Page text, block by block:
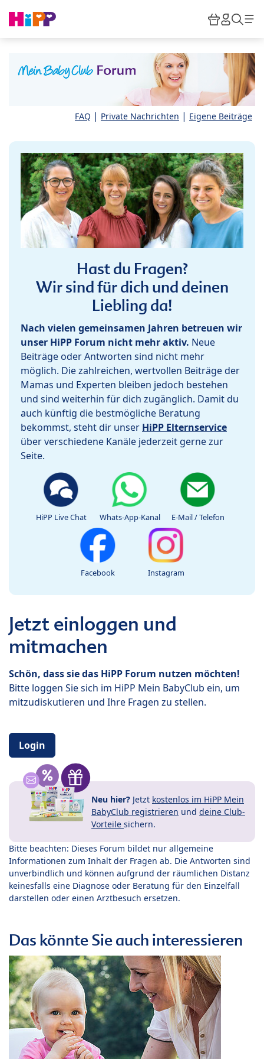
HiPP
FAQ | Private Nachrichten | Eigene Beiträge
Hast du Fragen?
Wir sind für dich und deinen
Liebling da!
Nach vielen gemeinsamen Jahren betreuen wir
unser HiPP Forum nicht mehr aktiv. Neue
Beiträge oder Antworten sind nicht mehr
möglich. Die zahlreichen, wertvollen Beiträge der
Mamas und Experten bleiben jedoch bestehen
und sind weiterhin für dich zugänglich. Damit du
auch künftig die bestmögliche Beratung
bekommst, steht dir unser HiPP Elternservice
über verschiedene Kanäle jederzeit gerne zur
Seite.
HiPP Live Chat Whats-App-Kanal E-Mail / Telefon
Facebook Instagram
Jetzt einloggen und
mitmachen
Schön, dass sie das HiPP Forum nutzen möchten!
Bitte loggen Sie sich im HiPP Mein BabyClub ein, um
mitzudiskutieren und Ihre Fragen zu stellen.
Login
Neu hier? Jetzt kostenlos im HiPP Mein
BabyClub registrieren und deine Club-
Vorteile sichern.
Bitte beachten: Dieses Forum bildet nur allgemeine
Informationen zum Inhalt der Fragen ab. Die Antworten sind
unverbindlich und können aufgrund der räumlichen Distanz
keinesfalls eine Diagnose oder Beratung für den Einzelfall
darstellen oder einen Arztbesuch ersetzen.
Das könnte Sie auch interessieren